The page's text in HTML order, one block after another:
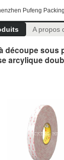
Pufeng
A propos
découpe sous
arcylique